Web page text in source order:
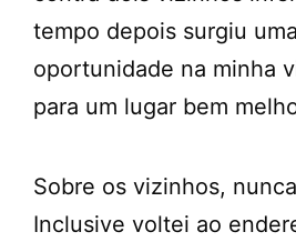
tempo depois surgiu
oportunidade na minha
para um lugar bem
Sobre os vizinhos,
Inclusive voltei ao